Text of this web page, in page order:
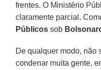
frentes. O Ministério
claramente parcial.
Públicos sob
De qualquer modo, não
condenar muita gente,